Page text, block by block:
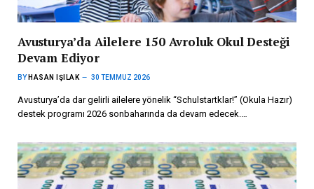
Avusturya’da Ailelere 150 Avroluk Okul Desteği
Devam Ediyor
BY HASAN IŞILAK 30 TEMMUZ 2026
Avusturya’da dar gelirli ailelere yönelik “Schulstartklar!” (Okula Hazır)
destek programı 2026 sonbaharında da devam edecek.…